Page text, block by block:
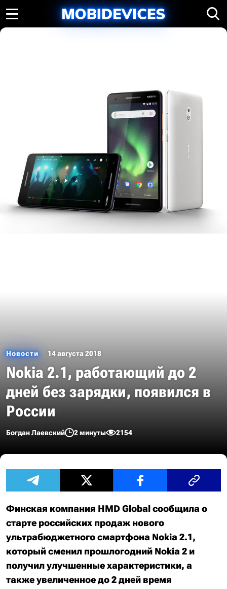
Новости 14 августа 2018
Nokia 2.1, работающий до 2
дней без зарядки, появился в
России
Богдан Лаевский 2 минуты 2154
Финская компания HMD Global сообщила о
старте российских продаж нового
ультрабюджетного смартфона Nokia 2.1,
который сменил прошлогодний Nokia 2 и
получил улучшенные характеристики, а
также увеличенное до 2 дней время